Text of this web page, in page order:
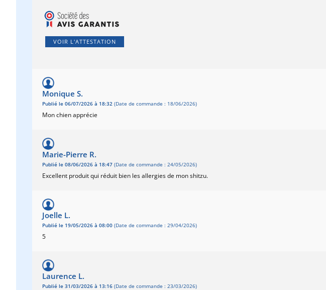
VOIR L'ATTESTATION
Monique S.
Publié le 06/07/2026 à 18:32 (Date de commande : 18/06/2026)
Mon chien apprécie
Marie-Pierre R.
Publié le 08/06/2026 à 18:47 (Date de commande : 24/05/2026)
Excellent produit qui réduit bien les allergies de mon shitzu.
Joelle L.
Publié le 19/05/2026 à 08:00 (Date de commande : 29/04/2026)
5
Laurence L.
Publié le 31/03/2026 à 13:16 (Date de commande : 23/03/2026)